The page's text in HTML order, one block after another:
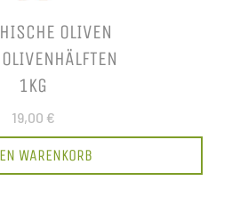
OLIVEN
1KG
19,00 €
WARENKORB